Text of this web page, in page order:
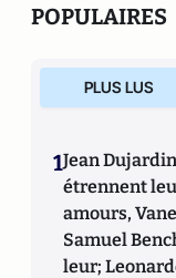
POPULAIRES
PLUS LUS
1Jean
étrennent
amours,
Samuel
leur;